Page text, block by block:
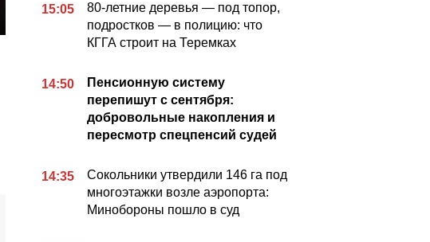
15:05
80-летние деревья — под топор,
подростков — в полицию: что
КГГА строит на Теремках
14:50
Пенсионную систему
перепишут с сентября:
добровольные накопления и
пересмотр спецпенсий судей
14:35
Сокольники утвердили 146 га под
многоэтажки возле аэропорта:
Минобороны пошло в суд